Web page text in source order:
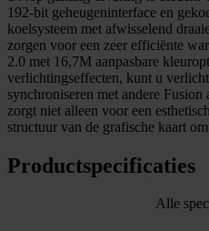
192-bit geheugeninterface en
koelsysteem met afwisselend
zorgen voor een zeer efficiënte
2.0 met 16,7M aanpasbare
verlichtingseffecten, kunt u
synchroniseren met andere
zorgt niet alleen voor een
structuur van de grafische kaart
Productspecificaties
Alle